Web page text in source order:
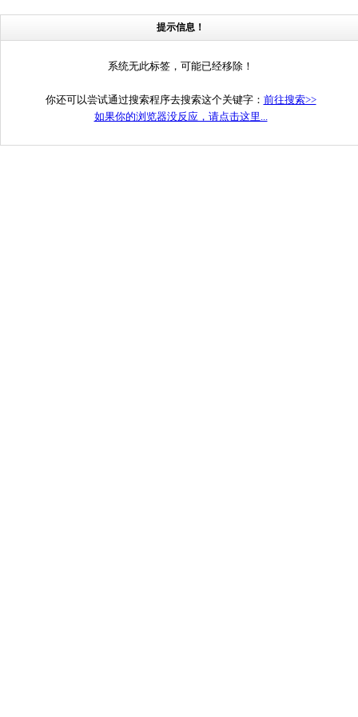
提示信息！
系统无此标签，可能已经移除！
你还可以尝试通过搜索程序去搜索这个关键字： 前往搜索>>
如果你的浏览器没反应，请点击这里...